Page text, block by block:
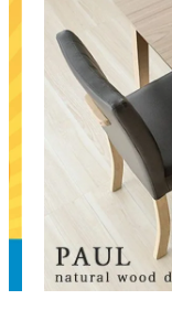
最短発送 冷感ラグ
ソファ